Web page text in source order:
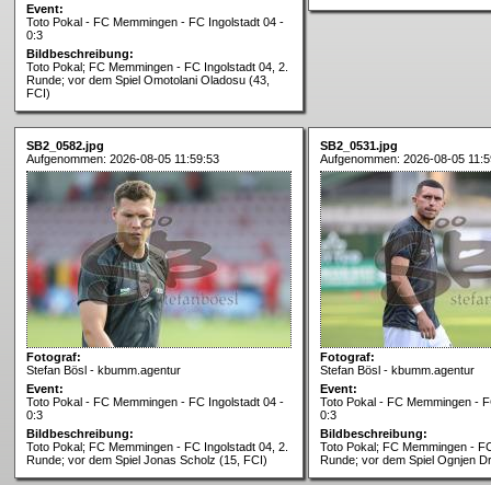
Event:
Toto Pokal - FC Memmingen - FC Ingolstadt 04 -
0:3
Bildbeschreibung:
Toto Pokal; FC Memmingen - FC Ingolstadt 04, 2.
Runde; vor dem Spiel Omotolani Oladosu (43,
FCI)
SB2_0582.jpg
Aufgenommen: 2026-08-05 11:59:53
Fotograf:
Stefan Bösl - kbumm.agentur
Event:
Toto Pokal - FC Memmingen - FC Ingolstadt 04 -
0:3
Bildbeschreibung:
Toto Pokal; FC Memmingen - FC Ingolstadt 04, 2.
Runde; vor dem Spiel Jonas Scholz (15, FCI)
SB2_0531.jpg
Aufgenommen: 2026-08-05
Fotograf:
Stefan Bösl - kbumm.agentur
Event:
Toto Pokal - FC Memmingen -
0:3
Bildbeschreibung:
Toto Pokal; FC Memmingen -
Runde; vor dem Spiel Ognjen